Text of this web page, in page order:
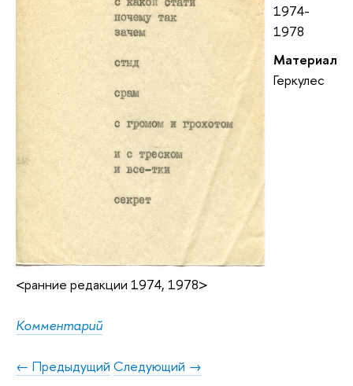
1974-
1978
Материал
Геркулес
<ранние редакции 1974, 1978>
Комментарий
← Предыдущий Следующий →